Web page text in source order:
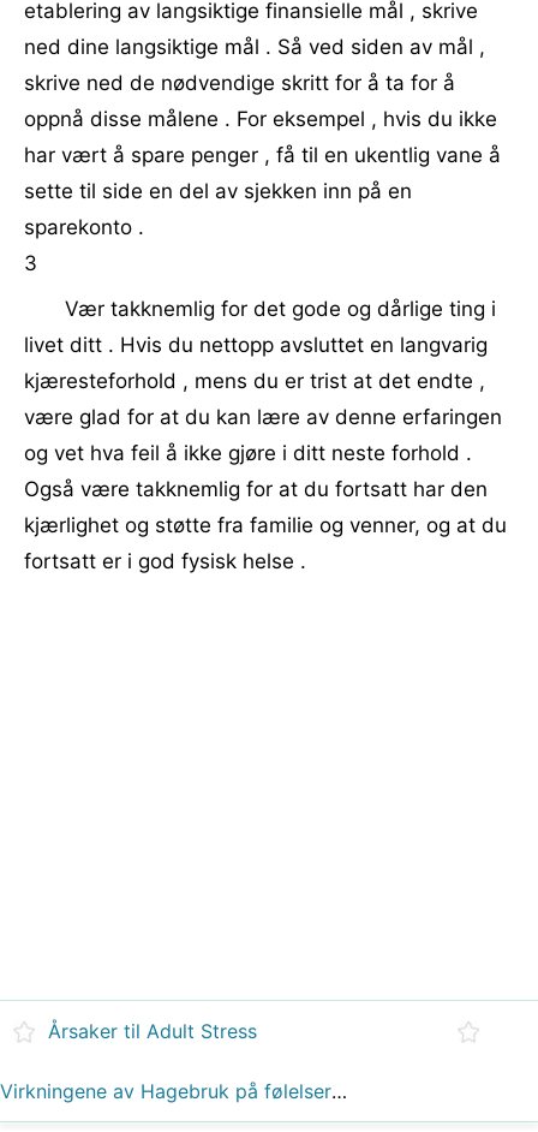
etablering av langsiktige finansielle mål , skrive
ned dine langsiktige mål . Så ved siden av mål ,
skrive ned de nødvendige skritt for å ta for å
oppnå disse målene . For eksempel , hvis du ikke
har vært å spare penger , få til en ukentlig vane å
sette til side en del av sjekken inn på en
sparekonto .
3
Vær takknemlig for det gode og dårlige ting i
livet ditt . Hvis du nettopp avsluttet en langvarig
kjæresteforhold , mens du er trist at det endte ,
være glad for at du kan lære av denne erfaringen
og vet hva feil å ikke gjøre i ditt neste forhold .
Også være takknemlig for at du fortsatt har den
kjærlighet og støtte fra familie og venner, og at du
fortsatt er i god fysisk helse .
Årsaker til Adult Stress
Virkningene av Hagebruk på følelser Forskning